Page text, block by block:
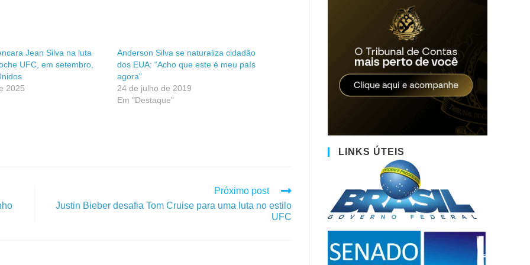
Jean Silva na luta
UFC, em setembro,
2025
Anderson Silva se naturaliza cidadão
dos EUA: “Acho que este é meu país
agora”
24 de julho de 2019
Em "Destaque"
Próximo post
Justin Bieber desafia Tom Cruise para uma luta no estilo
UFC
LINKS ÚTEIS